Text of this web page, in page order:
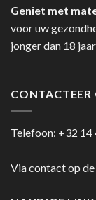
Geniet met
voor uw
jonger dan 18
CONTACTEER
Telefoon: +32 14
Via contact op